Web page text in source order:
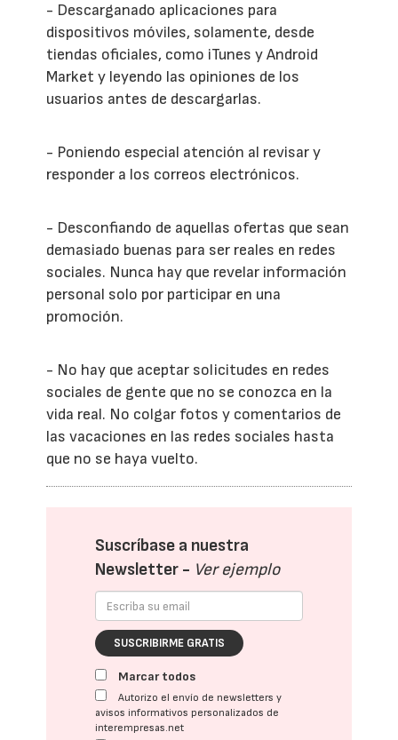
- Descarganado aplicaciones para
dispositivos móviles, solamente, desde
tiendas oficiales, como iTunes y Android
Market y leyendo las opiniones de los
usuarios antes de descargarlas.
- Poniendo especial atención al revisar y
responder a los correos electrónicos.
- Desconfiando de aquellas ofertas que sean
demasiado buenas para ser reales en redes
sociales. Nunca hay que revelar información
personal solo por participar en una
promoción.
- No hay que aceptar solicitudes en redes
sociales de gente que no se conozca en la
vida real. No colgar fotos y comentarios de
las vacaciones en las redes sociales hasta
que no se haya vuelto.
Suscríbase a nuestra
Newsletter - Ver ejemplo
SUSCRIBIRME GRATIS
Marcar todos
Autorizo el envío de newsletters y
avisos informativos personalizados de
interempresas.net